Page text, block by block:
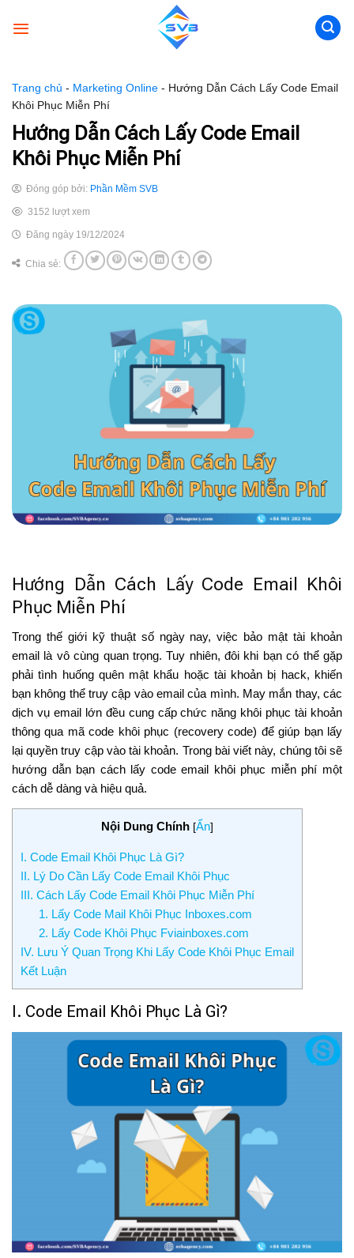
Trang chủ - Marketing Online - Hướng Dẫn Cách Lấy Code Email
Khôi Phục Miễn Phí
Hướng Dẫn Cách Lấy Code Email
Khôi Phục Miễn Phí
Đóng góp bởi: Phần Mềm SVB
3152 lượt xem
Đăng ngày 19/12/2024
Chia sẻ:
Hướng Dẫn Cách Lấy Code Email Khôi
Phục Miễn Phí
Trong thế giới kỹ thuật số ngày nay, việc bảo mật tài khoản
email là vô cùng quan trọng. Tuy nhiên, đôi khi bạn có thể gặp
phải tình huống quên mật khẩu hoặc tài khoản bị hack, khiến
bạn không thể truy cập vào email của mình. May mắn thay, các
dịch vụ email lớn đều cung cấp chức năng khôi phục tài khoản
thông qua mã code khôi phục (recovery code) để giúp bạn lấy
lại quyền truy cập vào tài khoản. Trong bài viết này, chúng tôi sẽ
hướng dẫn bạn cách lấy code email khôi phục miễn phí một
cách dễ dàng và hiệu quả.
Nội Dung Chính [Ẩn]
I. Code Email Khôi Phục Là Gì?
II. Lý Do Cần Lấy Code Email Khôi Phục
III. Cách Lấy Code Email Khôi Phục Miễn Phí
1. Lấy Code Mail Khôi Phục Inboxes.com
2. Lấy Code Khôi Phục Fviainboxes.com
IV. Lưu Ý Quan Trọng Khi Lấy Code Khôi Phục Email
Kết Luận
I. Code Email Khôi Phục Là Gì?